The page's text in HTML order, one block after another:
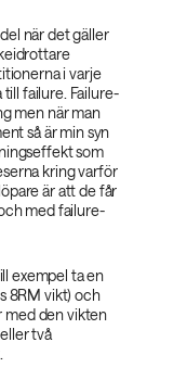
när det gäller
i varje
failure. Failure-
men när man
så är min syn
som
kring varför
är att de får
med failure-
exempel ta en
8RM vikt) och
med den vikten
två